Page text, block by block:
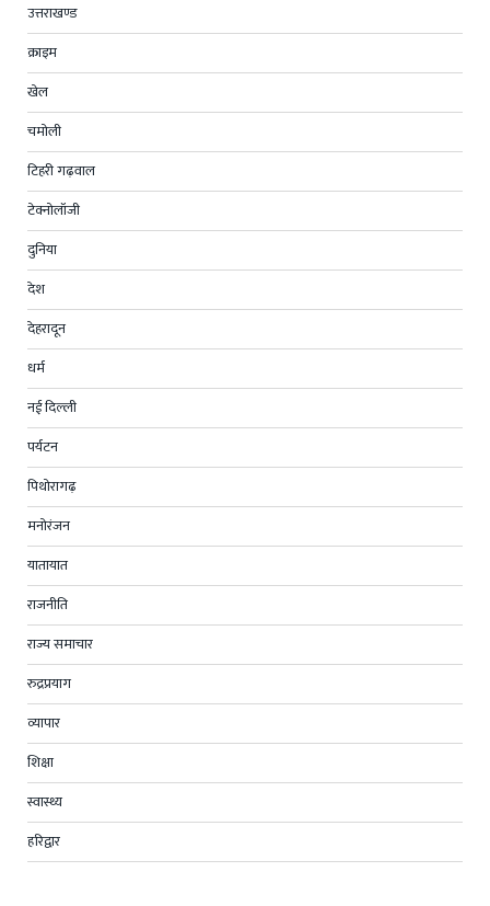
उत्तराखण्ड
क्राइम
खेल
चमोली
टिहरी गढ़वाल
टेक्नोलॉजी
दुनिया
देश
देहरादून
धर्म
नई दिल्ली
पर्यटन
पिथोरागढ़
मनोरंजन
यातायात
राजनीति
राज्य समाचार
रुद्रप्रयाग
व्यापार
शिक्षा
स्वास्थ्य
हरिद्वार